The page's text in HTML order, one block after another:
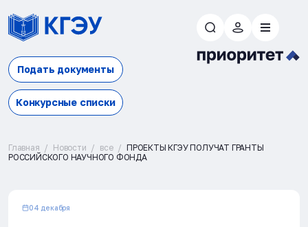
Подать документы
Конкурсные списки
Главная Новости все
ПРОЕКТЫ КГЭУ ПОЛУЧАТ ГРАНТЫ
РОССИЙСКОГО НАУЧНОГО ФОНДА
04 декабря